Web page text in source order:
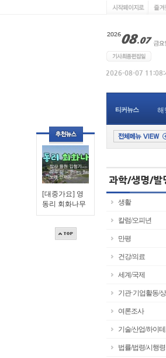
[대중가요] 영
동리 회화나무
티커뉴스 해
생활
칼럼/오피년
만평
건강/의료
세계/국제
기관·기업활동/
여론조사
기술/산업/하이
법률/법령/시행령